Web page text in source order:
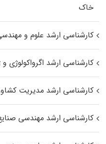
خاک
کارشناسی ارشد علوم و
کارشناسی ارشد اگرواکولوژی
کارشناسی ارشد مدیریت
کارشناسی ارشد مهندسی